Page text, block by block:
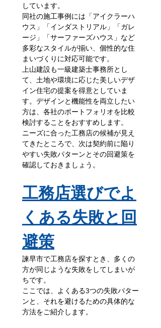
しています。
同社の施工事例には「アイクラーハ
ウス」「インダストリアル」「ガレ
ージ」「サーファーズハウス」など
多彩なスタイルが揃い、個性的な住
まいづくりに対応可能です。
上山建設も一級建築士事務所とし
て、土地や環境に応じた美しいデザ
イン住宅の提案を得意としていま
す。デザインと機能性を両立したい
方は、各社のポートフォリオを比較
検討することをおすすめします。
ニーズに合った工務店の候補が見え
てきたところで、次は契約前に陥り
やすい失敗パターンとその回避策を
確認しておきましょう。
工務店選びでよ
くある失敗と回
避策
諫早市で工務店を探すとき、多くの
方が同じような失敗をしてしまいが
ちです。
ここでは、よくある3つの失敗パター
ンと、それを避けるための具体的な
方法をご紹介します。